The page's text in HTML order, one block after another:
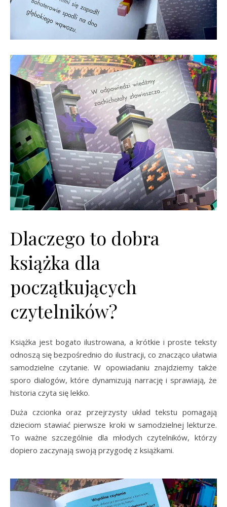
Dlaczego to dobra
książka dla
początkujących
czytelników?
Książka jest bogato ilustrowana, a krótkie i proste teksty
odnoszą się bezpośrednio do ilustracji, co znacząco ułatwia
samodzielne czytanie. W opowiadaniu znajdziemy także
sporo dialogów, które dynamizują narrację i sprawiają, że
historia czyta się lekko.
Duża czcionka oraz przejrzysty układ tekstu pomagają
dzieciom stawiać pierwsze kroki w samodzielnej lekturze.
To ważne szczególnie dla młodych czytelników, którzy
dopiero zaczynają swoją przygodę z książkami.